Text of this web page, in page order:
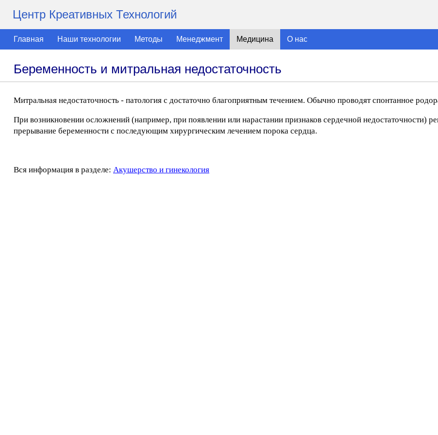
Центр Креативных Технологий
Главная Наши технологии Методы Менеджмент Медицина О нас
Беременность и митральная недостаточность
Митральная недостаточность - патология с достаточно благоприятным течением. Обычно проводят спонтанное
При возникновении осложнений (например, при появлении или нарастании признаков сердечной недостаточности)
прерывание беременности с последующим хирургическим лечением порока сердца.
Вся информация в разделе: Акушерство и гинекология